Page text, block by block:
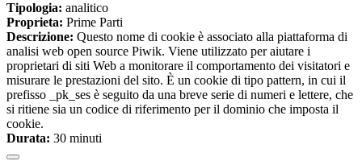
Tipologia: analitico
Proprieta: Prime Parti
Descrizione: Questo nome di cookie è associato alla piattaforma di
analisi web open source Piwik. Viene utilizzato per aiutare i
proprietari di siti Web a monitorare il comportamento dei visitatori e
misurare le prestazioni del sito. È un cookie di tipo pattern, in cui il
prefisso _pk_ses è seguito da una breve serie di numeri e lettere, che
si ritiene sia un codice di riferimento per il dominio che imposta il
cookie.
Durata: 30 minuti